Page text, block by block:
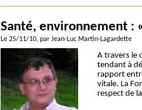
Santé, environnement :
Le 25/11/10, par Jean-Luc Martin-Lagardette
A travers le
tendant à
rapport
vitale. La
respect de